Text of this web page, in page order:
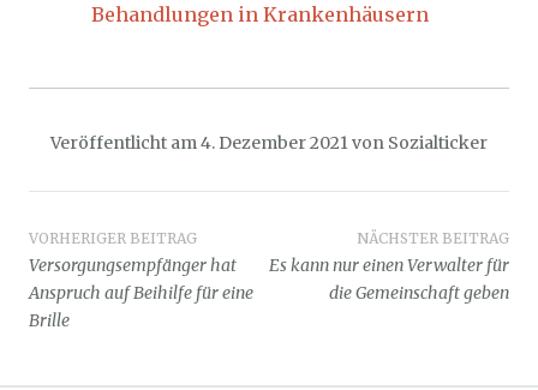
Behandlungen in Krankenhäusern
Veröffentlicht am4. Dezember 2021von Sozialticker
Beitragsnavigation
VORHERIGER BEITRAG
Versorgungsempfänger hat
Anspruch auf Beihilfe für eine
Brille
NÄCHSTER BEITRAG
Es kann nur einen Verwalter für
die Gemeinschaft geben